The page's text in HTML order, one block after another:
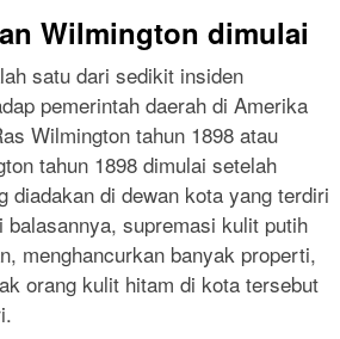
Wilmington dimulai
satu dari sedikit insiden
pemerintah daerah di Amerika
Wilmington tahun 1898 atau
tahun 1898 dimulai setelah
diadakan di dewan kota yang terdiri
balasannya, supremasi kulit putih
menghancurkan banyak properti,
orang kulit hitam di kota tersebut